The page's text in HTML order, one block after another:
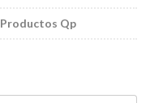
Productos Qp